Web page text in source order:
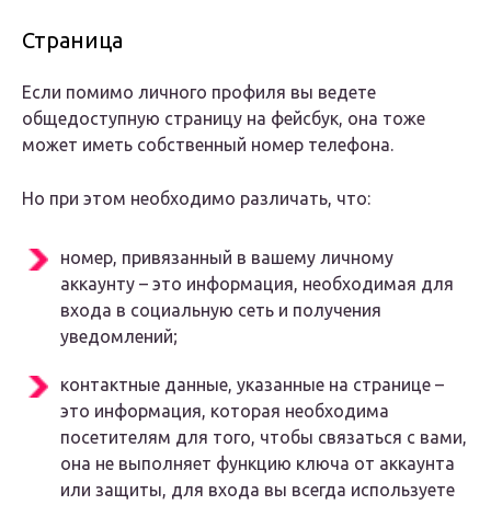
Страница
Если помимо личного профиля вы ведете
общедоступную страницу на фейсбук, она тоже
может иметь собственный номер телефона.
Но при этом необходимо различать, что:
номер, привязанный в вашему личному
аккаунту – это информация, необходимая для
входа в социальную сеть и получения
уведомлений;
контактные данные, указанные на странице –
это информация, которая необходима
посетителям для того, чтобы связаться с вами,
она не выполняет функцию ключа от аккаунта
или защиты, для входа вы всегда используете